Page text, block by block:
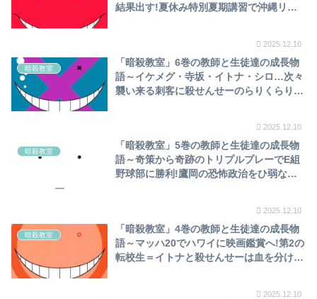
結果出す!夏休み特別夏期講習で沖縄リゾ
2025.12.10
暗殺教室
「暗殺教室」6巻の教師と生徒達の成長物
語～イケメグ・寺坂・イトナ・シロ…次々
襲い来る刺客に殺せんせーのらりくらりと
2025.12.10
暗殺教室
「暗殺教室」5巻の教師と生徒達の成長物
語～奇策から奇跡のトリプルプレーでE組
野球部に勝利!鷹岡の恐怖政治をひ弱な渚
2025.12.10
暗殺教室
「暗殺教室」4巻の教師と生徒達の成長物
語～マッハ20でハワイに映画鑑賞へ!第2の
転校生＝イトナと殺せんせーは血を分けた
2025.12.10